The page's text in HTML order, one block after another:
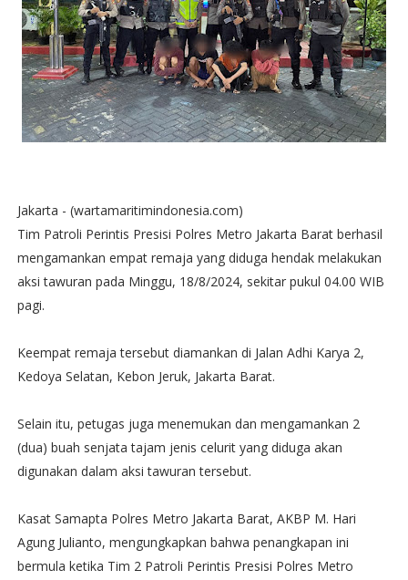
Jakarta - (wartamaritimindonesia.com)
Tim Patroli Perintis Presisi Polres Metro Jakarta Barat berhasil
mengamankan empat remaja yang diduga hendak melakukan
aksi tawuran pada Minggu, 18/8/2024, sekitar pukul 04.00 WIB
pagi.
Keempat remaja tersebut diamankan di Jalan Adhi Karya 2,
Kedoya Selatan, Kebon Jeruk, Jakarta Barat.
Selain itu, petugas juga menemukan dan mengamankan 2
(dua) buah senjata tajam jenis celurit yang diduga akan
digunakan dalam aksi tawuran tersebut.
Kasat Samapta Polres Metro Jakarta Barat, AKBP M. Hari
Agung Julianto, mengungkapkan bahwa penangkapan ini
bermula ketika Tim 2 Patroli Perintis Presisi Polres Metro